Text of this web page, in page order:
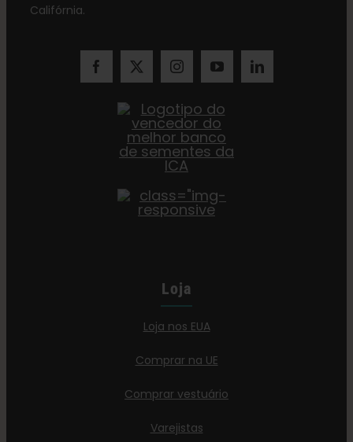
Califórnia.
Loja
Loja nos EUA
Comprar na UE
Comprar vestuário
Varejistas